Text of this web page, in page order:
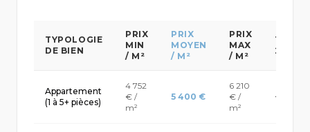
TYPOLOGIE
DE BIEN
PRIX
MIN
/ M²
PRIX
MOYEN
/ M²
PRIX
MAX
/ M²
2026
Appartement
(1 à 5+ pièces)
4 752
€ /
m²
5 400 €
6 210
€ /
m²
+ 2.4%